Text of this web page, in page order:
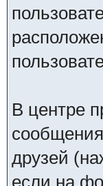
В центре
друзей
если на